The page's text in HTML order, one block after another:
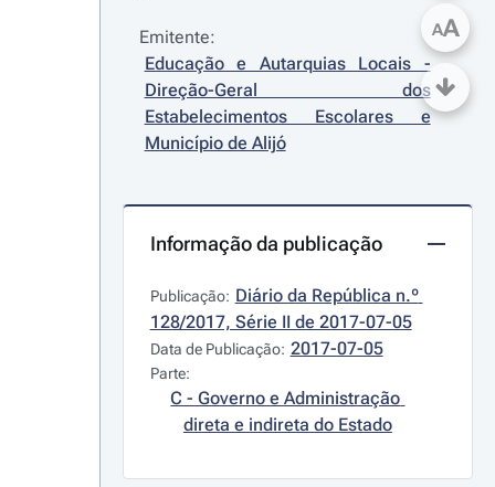
Emitente:
Educação e Autarquias Locais -
Direção-Geral dos
Estabelecimentos Escolares e
Município de Alijó
Informação da publicação
Publicação: Diário da República n.º
128/2017, Série II de 2017-07-05
Data de Publicação: 2017-07-05
Parte:
C - Governo e Administração
direta e indireta do Estado
AA